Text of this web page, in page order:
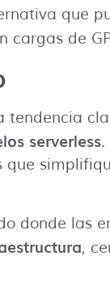
que
cargas de
tendencia
serverless.
donde las
,